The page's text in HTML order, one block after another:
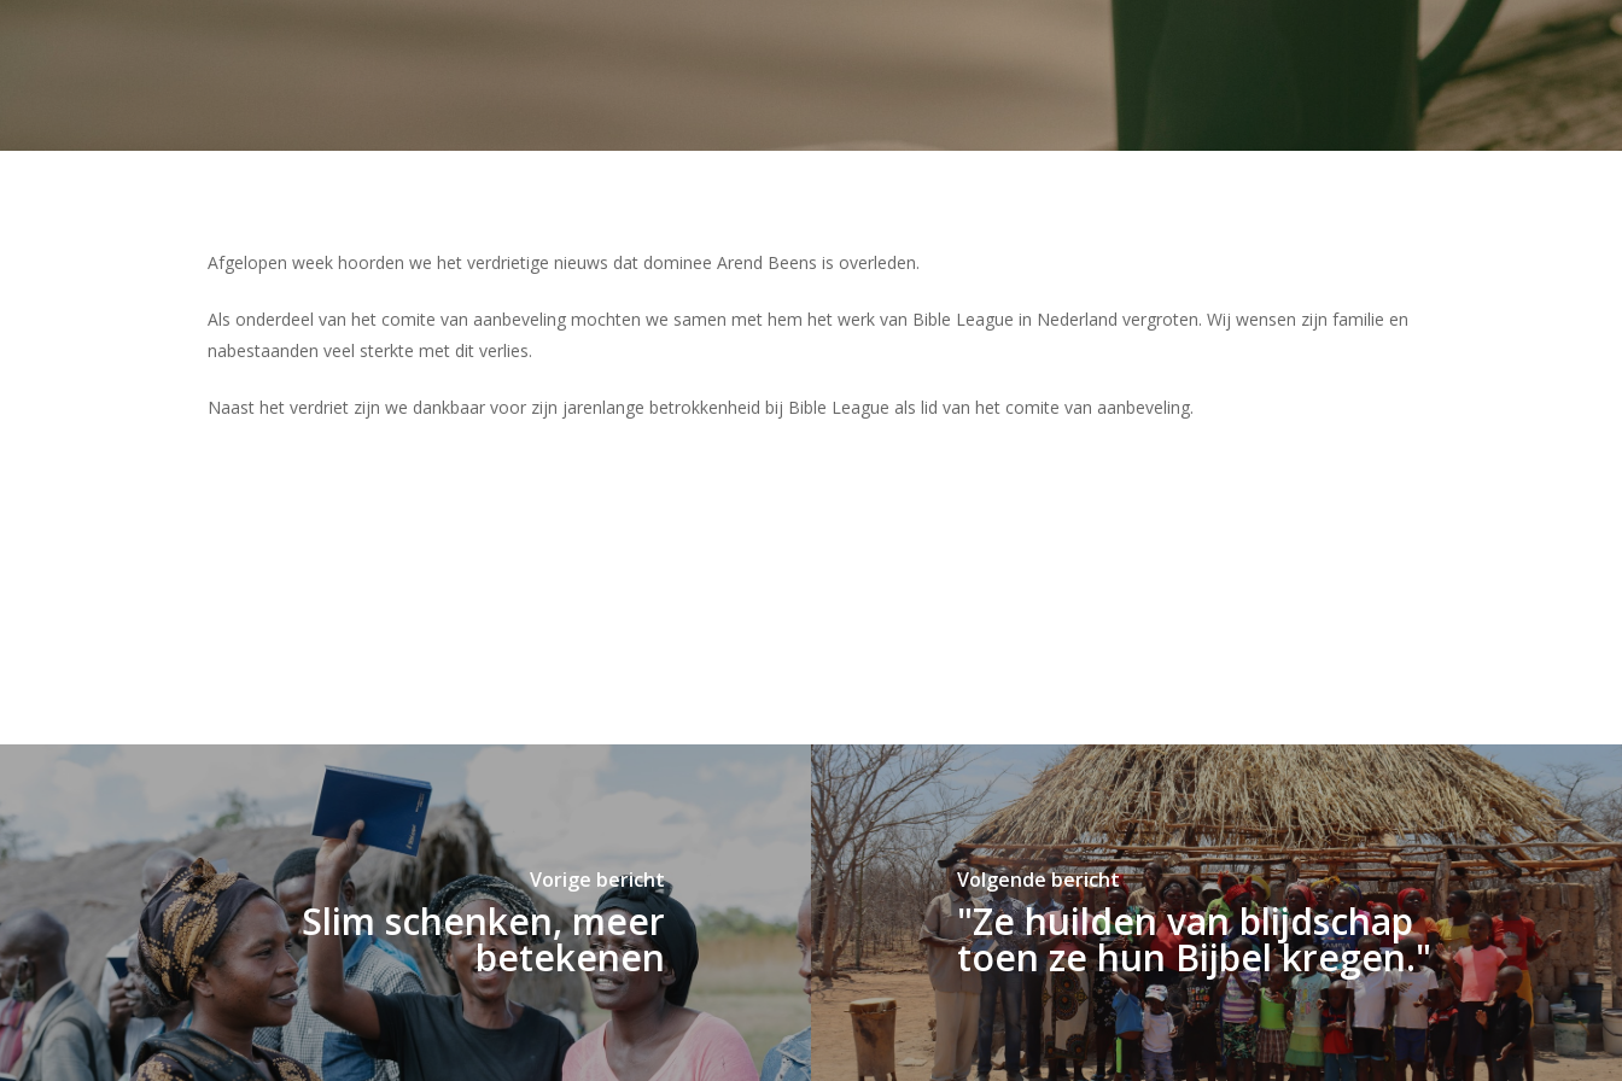
Afgelopen week hoorden we het verdrietige nieuws dat dominee Arend Beens is overleden.
Als onderdeel van het comite van aanbeveling mochten we samen met hem het werk van Bible League in Nederland vergroten. Wij wensen zijn familie en
nabestaanden veel sterkte met dit verlies.
Naast het verdriet zijn we dankbaar voor zijn jarenlange betrokkenheid bij Bible League als lid van het comite van aanbeveling.
Vorige bericht
Slim schenken, meer
betekenen
Volgende bericht
"Ze huilden van blijdschap
toen ze hun Bijbel kregen."